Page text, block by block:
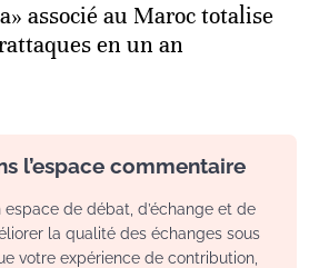
associé au Maroc totalise
en un an
l’espace commentaire
espace de débat, d’échange et de
la qualité des échanges sous
votre expérience de contribution,